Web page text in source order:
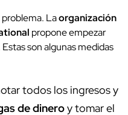
Laorganización
propone empezar
son algunas medidas
todos los ingresos y
de dineroy tomar el